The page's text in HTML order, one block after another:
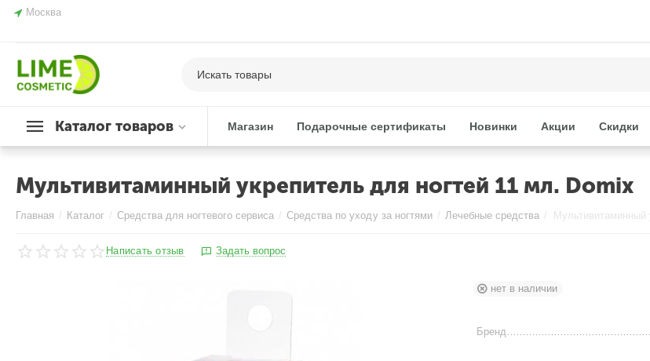
Москва
Каталог товаров Магазин Подарочные сертификаты Новинки Акции Скидки
Мультивитаминный укрепитель для ногтей 11 мл. Domix
Главная / Каталог / Средства для ногтевого сервиса / Средства по уходу за ногтями / Лечебные средства /
Написать отзыв Задать вопрос
нет в наличии
Бренд